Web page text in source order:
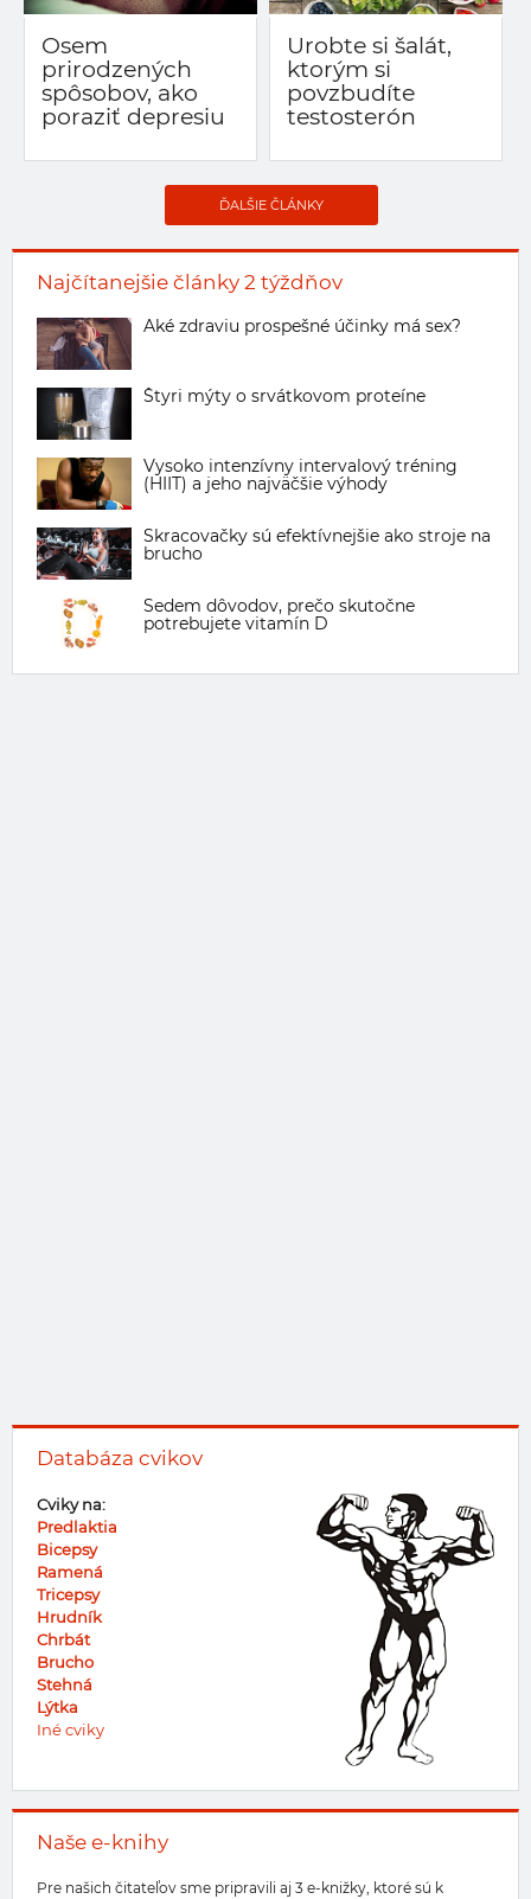
Najčítanejšie články 2 týždňov
Aké zdraviu prospešné účinky má sex?
Štyri mýty o srvátkovom proteíne
Vysoko intenzívny intervalový tréning
(HIIT) a jeho najväčšie výhody
Skracovačky sú efektívnejšie ako stroje na
brucho
Sedem dôvodov, prečo skutočne
potrebujete vitamín D
Databáza cvikov
Cviky na:
Predlaktia
Bicepsy
Ramená
Tricepsy
Hrudník
Chrbát
Brucho
Stehná
Lýtka
Iné cviky
Naše e-knihy
Pre našich čitateľov sme pripravili aj 3 e-knižky, ktoré sú k
Osem
prirodzených
spôsobov, ako
poraziť depresiu
Urobte si šalát,
ktorým si
povzbudíte
testosterón
ĎALŠIE ČLÁNKY